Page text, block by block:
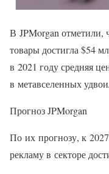
В JPMorgan отметили,
товары достигла $54
в 2021 году средняя
в метавселенных
Прогноз JPMorgan
По их прогнозу, к
рекламу в секторе